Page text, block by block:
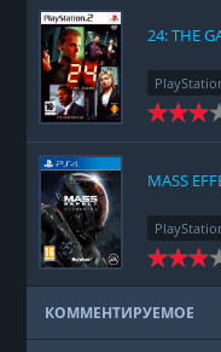
24: THE
MASS
КОММЕНТИРУЕМОЕ